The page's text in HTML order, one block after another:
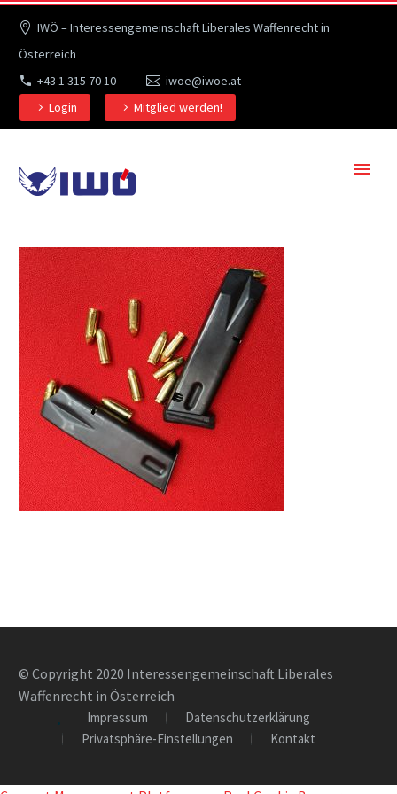
IWÖ – Interessengemeinschaft Liberales Waffenrecht in
Österreich
+43 1 315 70 10
iwoe@iwoe.at
Login
Mitglied werden!
© Copyright 2020 Interessengemeinschaft Liberales
Waffenrecht in Österreich
Impressum
Datenschutzerklärung
Privatsphäre-Einstellungen
Kontakt